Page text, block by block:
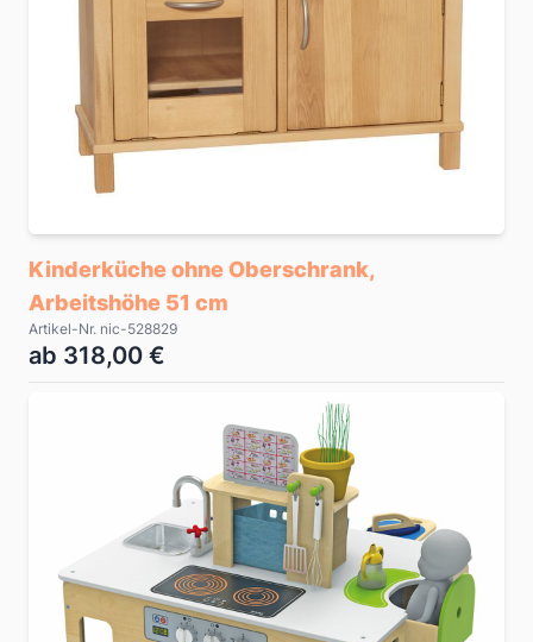
Kinderküche ohne Oberschrank,
Arbeitshöhe 51 cm
Artikel-Nr. nic-528829
ab 318,00 €